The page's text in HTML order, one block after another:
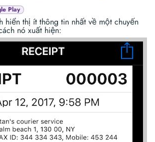
Play
hiển thị ít thông tin nhất về một chuyến
nó xuất hiện: